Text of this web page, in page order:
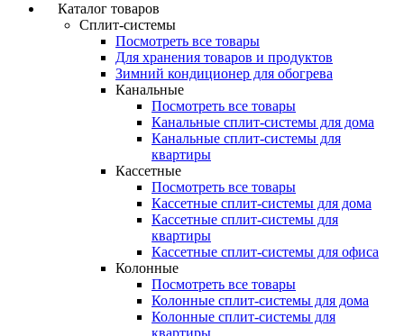
Каталог товаров
Сплит-системы
Посмотреть все товары
Для хранения товаров и продуктов
Зимний кондиционер для обогрева
Канальные
Посмотреть все товары
Канальные сплит-системы для дома
Канальные сплит-системы для
квартиры
Кассетные
Посмотреть все товары
Кассетные сплит-системы для дома
Кассетные сплит-системы для
квартиры
Кассетные сплит-системы для офиса
Колонные
Посмотреть все товары
Колонные сплит-системы для дома
Колонные сплит-системы для
квартиры